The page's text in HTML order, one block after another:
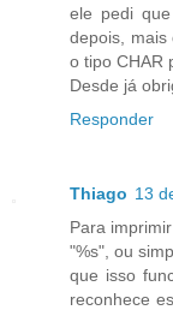
ele pedi
depois, mais
o tipo CHAR
Desde já
Responder
Thiago 13
Para
"%s", ou
que isso
reconhece